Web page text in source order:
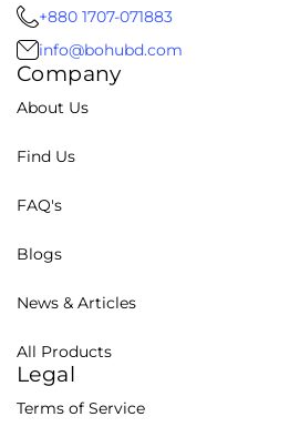
+880 1707-071883
info@bohubd.com
Company
About Us
Find Us
FAQ's
Blogs
News & Articles
All Products
Legal
Terms of Service